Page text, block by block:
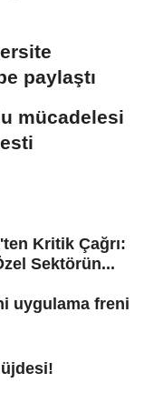
paylaştı
mücadelesi
Kritik Çağrı:
Sektörün...
uygulama freni